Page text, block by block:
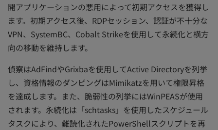
開アプリケーションの悪用によって初期アクセスを獲得し
ます。初期アクセス後、RDPセッション、認証が不十分な
VPN、SystemBC、Cobalt Strikeを使用して永続化と横方
向の移動を維持します。
偵察はAdFindやGrixbaを使用してActive Directoryを列挙
し、資格情報のダンピングはMimikatzを用いて権限昇格
を達成します。また、脆弱性の列挙にはWinPEASが使用
されます。永続化は「schtasks」を使用したスケジュール
タスクにより、難読化されたPowerShellスクリプトを再